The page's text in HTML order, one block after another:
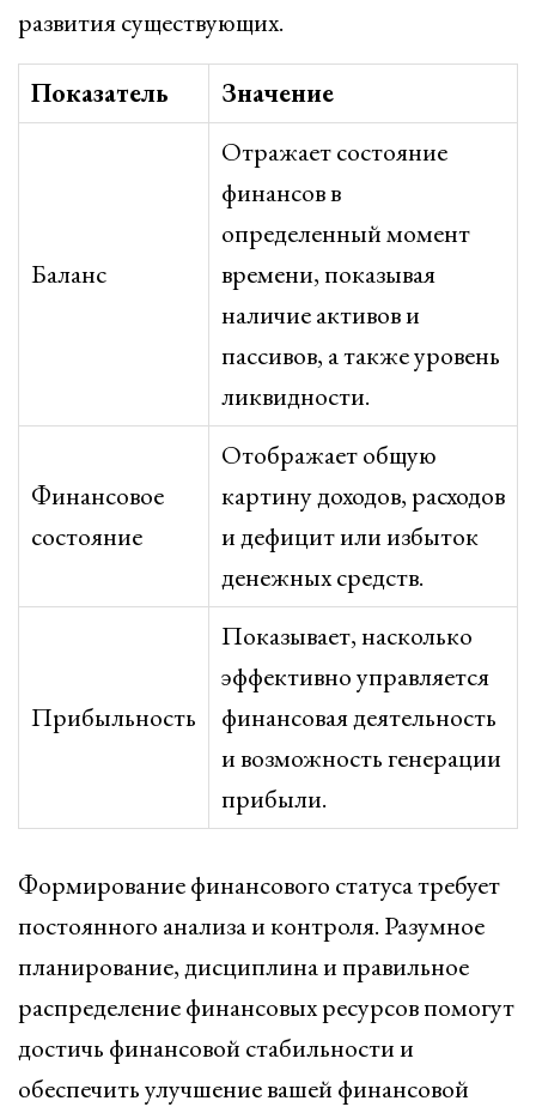
развития существующих.
Показатель Значение
Баланс
Отражает состояние
финансов в
определенный момент
времени, показывая
наличие активов и
пассивов, а также уровень
ликвидности.
Финансовое
состояние
Отображает общую
картину доходов, расходов
и дефицит или избыток
денежных средств.
Прибыльность
Показывает, насколько
эффективно управляется
финансовая деятельность
и возможность генерации
прибыли.
Формирование финансового статуса требует
постоянного анализа и контроля. Разумное
планирование, дисциплина и правильное
распределение финансовых ресурсов помогут
достичь финансовой стабильности и
обеспечить улучшение вашей финансовой